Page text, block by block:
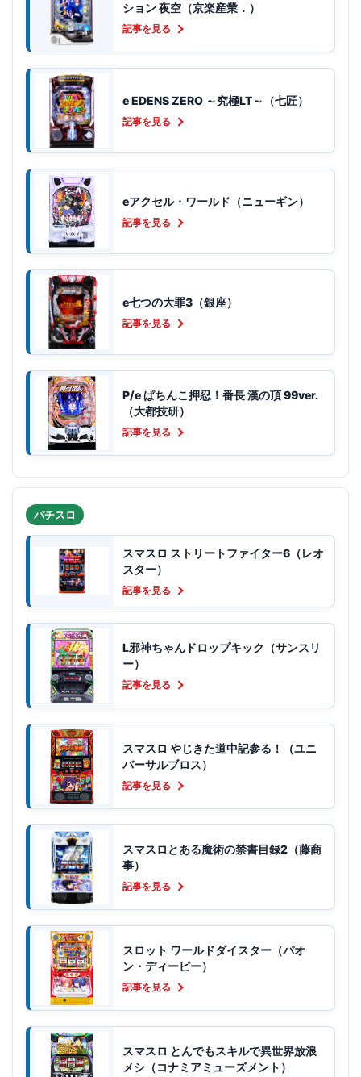
ション 夜空（京楽産業．）
記事を見る
e EDENS ZERO ～究極LT～（七匠）
記事を見る
eアクセル・ワールド（ニューギン）
記事を見る
e七つの大罪3（銀座）
記事を見る
P/e ぱちんこ押忍！番長 漢の頂 99ver.
（大都技研）
記事を見る
パチスロ
スマスロ ストリートファイター6（レオ
スター）
記事を見る
L邪神ちゃんドロップキック（サンスリ
ー）
記事を見る
スマスロ やじきた道中記参る！（ユニ
バーサルブロス）
記事を見る
スマスロとある魔術の禁書目録2（藤商
事）
記事を見る
スロット ワールドダイスター（パオ
ン・ディーピー）
記事を見る
スマスロ とんでもスキルで異世界放浪
メシ（コナミアミューズメント）